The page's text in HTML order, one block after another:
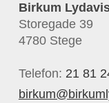
Birkum
Storegade 39
4780 Stege
Telefon: 21 81